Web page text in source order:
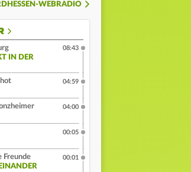
WEBRADIO
IN DER
08:43
04:59
04:00
00:05
Freunde
00:01